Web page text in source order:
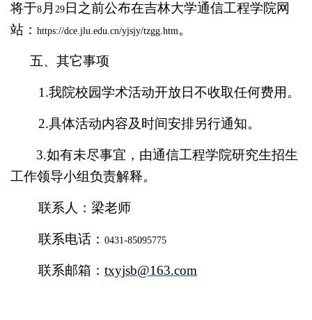
将于8 月 29 日之前公布在吉林大学通信工程学院网
站： https://dce.jlu.edu.cn/yjsjy/tzgg.htm。
五、其它事项
1.我院校园学术活动开放日不收取任何费用。
2.具体活动内容及时间安排另行通知。
3.如有未尽事宜，由通信工程学院研究生招生
工作领导小组负责解释。
联系人：梁老师
联系电话： 0431-85095775
联系邮箱： txyjsb@163.com